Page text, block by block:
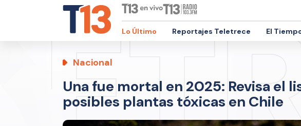
Lo Último Reportajes Teletrece El
Nacional
Una fue mortal en 2025: Revisa el
posibles plantas tóxicas en Chile